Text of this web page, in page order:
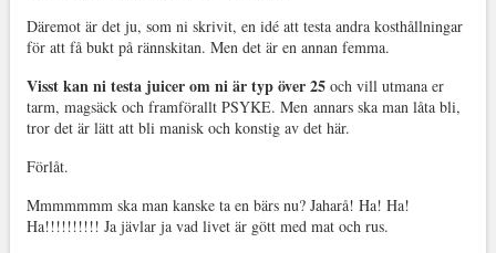
Däremot är det ju, som ni skrivit, en idé att testa andra kosthållningar
för att få bukt på rännskitan. Men det är en annan femma.
Visst kan ni testa juicer om ni är typ över 25och vill utmana er
tarm, magsäck och framförallt PSYKE. Men annars ska man låta bli,
tror det är lätt att bli manisk och konstig av det här.
Förlåt.
Mmmmmmm ska man kanske ta en bärs nu? Jaharå! Ha! Ha!
Ha!!!!!!!!!! Ja jävlar ja vad livet är gött med mat och rus.